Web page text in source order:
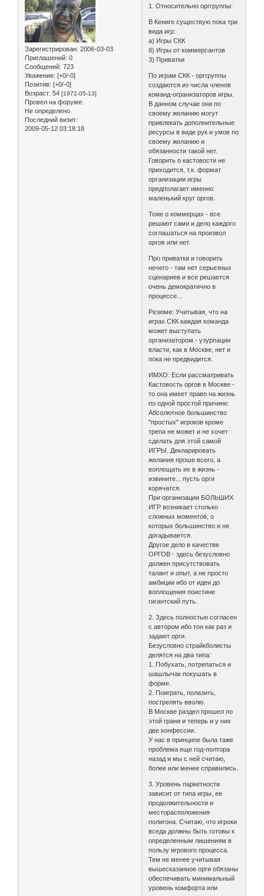
Зарегистрирован: 2006-03-03
Приглашений: 0
Сообщений: 723
Уважение: [+0/-0]
Позитив: [+0/-0]
Возраст: 54 [1972-05-13]
Провел на форуме:
Не определено
Последний визит:
2009-05-12 03:18:18
1. Относительно орггруппы:
В Кениге существую пока три
вида игр:
а) Игры СКК
б) Игры от коммерсантов
3) Приватки
По играм СКК - орггруппы
создаются из числа членов
команд-огранизаторов игры.
В данном случае они по
своему желанию могут
привлекать дополнительные
ресурсы в виде рук и умов по
своему желанию и
обязанности такой нет.
Говорить о кастовости не
приходится, т.к. формат
организации игры
предполагает именно
маленький круг оргов.
Тоже о коммерцах - все
решают сами и дело каждого
соглашаться на произвол
оргов или нет.
Про приватки и говорить
нечего - там нет серьезных
сценариев и все решается
очень демократично в
процессе...
Резюме: Учитывая, что на
играх СКК каждая команда
может выступать
организатором - узурпации
власти, как в Москве, нет и
пока не предвидится.
ИМХО: Если рассматривать
Кастовость оргов в Москве -
то она имеет право на жизнь
по одной простой причине:
Абсолютное большинство
"простых" игроков кроме
трепа не может и не хочет
сделать для этой самой
ИГРЫ. Декларировать
желания проше всего, а
воплощать их в жизнь -
извините... пусть орги
корячатся.
При организации БОЛЬШИХ
ИГР возникает столько
сложных моментов, о
которых большинство и не
догадывается.
Другое дело в качестве
ОРГОВ - здесь безусловно
должен присутствовать
талант и опыт, а не просто
амбиции ибо от идеи до
воплощения поистине
гигантский путь.
2. Здесь полностью согласен
с автором ибо тон как раз и
задают орги.
Безусловно страйкболисты
делятся на два типа:
1. Побухать, потрепаться и
шашлычак покушать в
форме.
2. Поиграть, полазить,
пострелять вволю.
В Москве раздел прошел по
этой грани и теперь и у них
две конфессии.
У нас в принципе была таже
проблема еще год-полтора
назад и мы с ней считаю,
более или менее справились.
3. Уровень паркетности
зависит от типа игры, ее
продолжительности и
месторасположения
полигона. Считаю, что игроки
вседа должны быть готовы к
определенным лишениям в
пользу игрового процесса.
Тем не менее учитывая
вышесказанное орги обязаны
обеспечивать минимальный
уровень комфорта или